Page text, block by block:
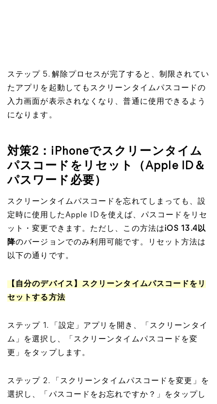
ステップ 5. 解除プロセスが完了すると、制限されてい
たアプリを起動してもスクリーンタイムパスコードの
入力画面が表示されなくなり、普通に使用できるよう
になります。
対策2：iPhoneでスクリーンタイム
パスコードをリセット（Apple ID＆
パスワード必要）
スクリーンタイムパスコードを忘れてしまっても、設
定時に使用したApple IDを使えば、パスコードをリセ
ット・変更できます。ただし、この方法はiOS 13.4以
降のバージョンでのみ利用可能です。リセット方法は
以下の通りです。
【自分のデバイス】スクリーンタイムパスコードをリ
セットする方法
ステップ 1. 「設定」アプリを開き、「スクリーンタイ
ム」を選択し、「スクリーンタイムパスコードを変
更」をタップします。
ステップ 2. 「スクリーンタイムパスコードを変更」を
選択し、「パスコードをお忘れですか？」をタップし